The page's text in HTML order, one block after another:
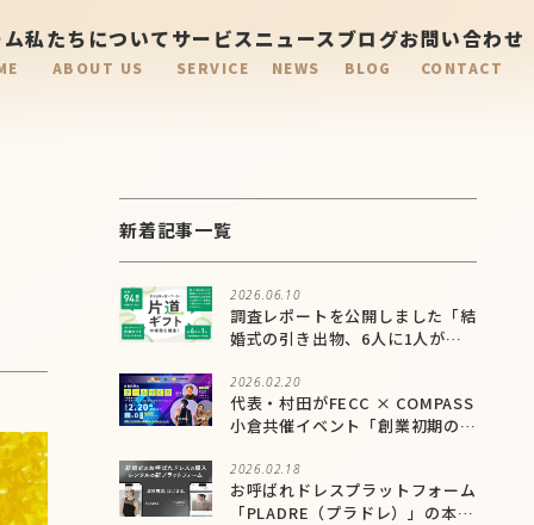
私たちについて
ABOUT US
サービス
SERVICE
ニュース
NEWS
ブログ
BLOG
お問い合わせ
CONTACT
新着記事一覧
2026.06.10
調査レポートを公開しました「結
婚式の引き出物、6人に1人が有
が実質届かない”片道ギフト”問
題が明らかに」
2026.02.20
代表・村田がFECC × COMPASS
小倉共催イベント「創業初期のチ
2026.02.18
お呼ばれドレスプラットフォーム
「PLADRE（プラドレ）」の本格